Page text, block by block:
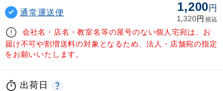
通常運送便 1,200円
1,320円 税込
会社名・店名・教室名等の屋号のない個人宅宛は、お
届け不可や割増送料の対象となるため、法人・店舗宛の指定
をお願いいたします。
出荷日